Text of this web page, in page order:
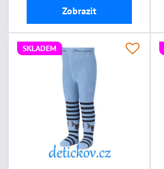
Zobrazit
SKLADEM